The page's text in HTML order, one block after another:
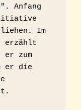
Anfang
Im
erzählt
er zum
er die